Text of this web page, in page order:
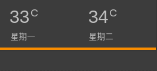
33C
星期一
34C
星期二